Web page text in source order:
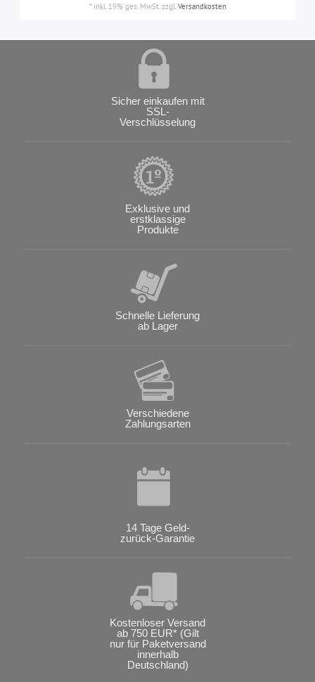
* inkl. 19% ges. MwSt. zzgl. Versandkosten
Sicher einkaufen mit
SSL-
Verschlüsselung
Exklusive und
erstklassige
Produkte
Schnelle Lieferung
ab Lager
Verschiedene
Zahlungsarten
14 Tage Geld-
zurück-Garantie
Kostenloser Versand
ab 750 EUR* (Gilt
nur für Paketversand
innerhalb
Deutschland)